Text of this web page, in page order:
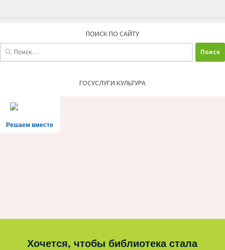
ПОИСК ПО САЙТУ
ГОСУСЛУГИ КУЛЬТУРА
Решаем вместе
Хочется, чтобы библиотека стала